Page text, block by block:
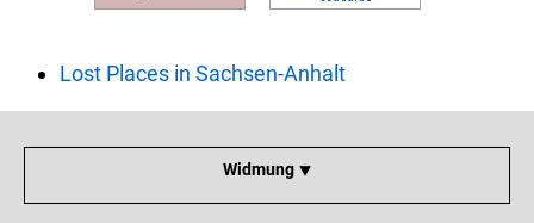
Lost Places in Sachsen-Anhalt
Widmung ⯆